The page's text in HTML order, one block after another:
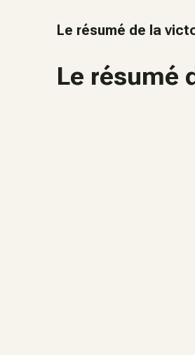
Le résumé de la
Le résumé